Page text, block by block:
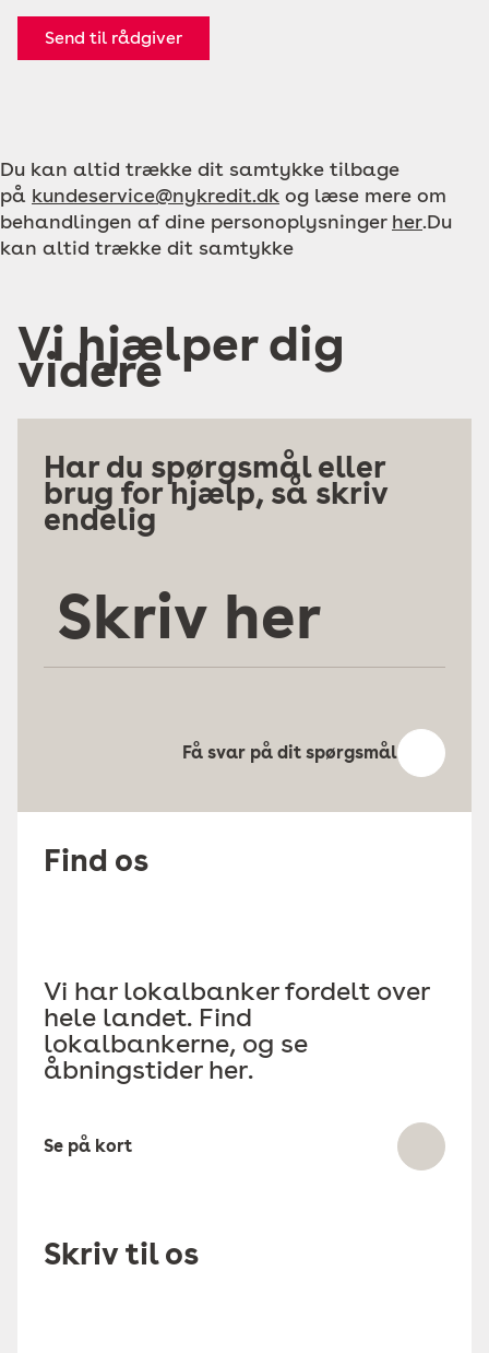
Send til rådgiver
Du kan altid trække dit samtykke tilbage
på kundeservice@nykredit.dk og læse mere om
behandlingen af dine personoplysninger her.Du
kan altid trække dit samtykke
Vi hjælper dig
videre
Har du spørgsmål eller
brug for hjælp, så skriv
endelig
her
Få svar på dit spørgsmål
Find os
Vi har lokalbanker fordelt over
hele landet. Find
lokalbankerne, og se
åbningstider her.
Se på kort
Skriv til os